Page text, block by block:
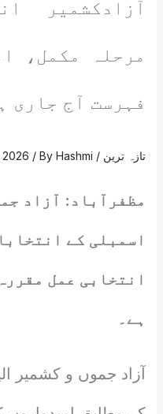
آزادکشمیر
مرحلہ مکمل،
فہرست آج جاری
تازہ ترین /
/ ByHashmi
مظفرآباد: آزاد
اسمبلی کے
انتخابی عمل
ہے۔
آزاد جموں و کشمیر